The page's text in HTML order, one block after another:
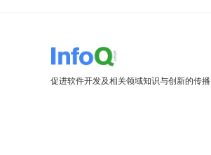
促进软件开发及相关领域知识与创新的传播